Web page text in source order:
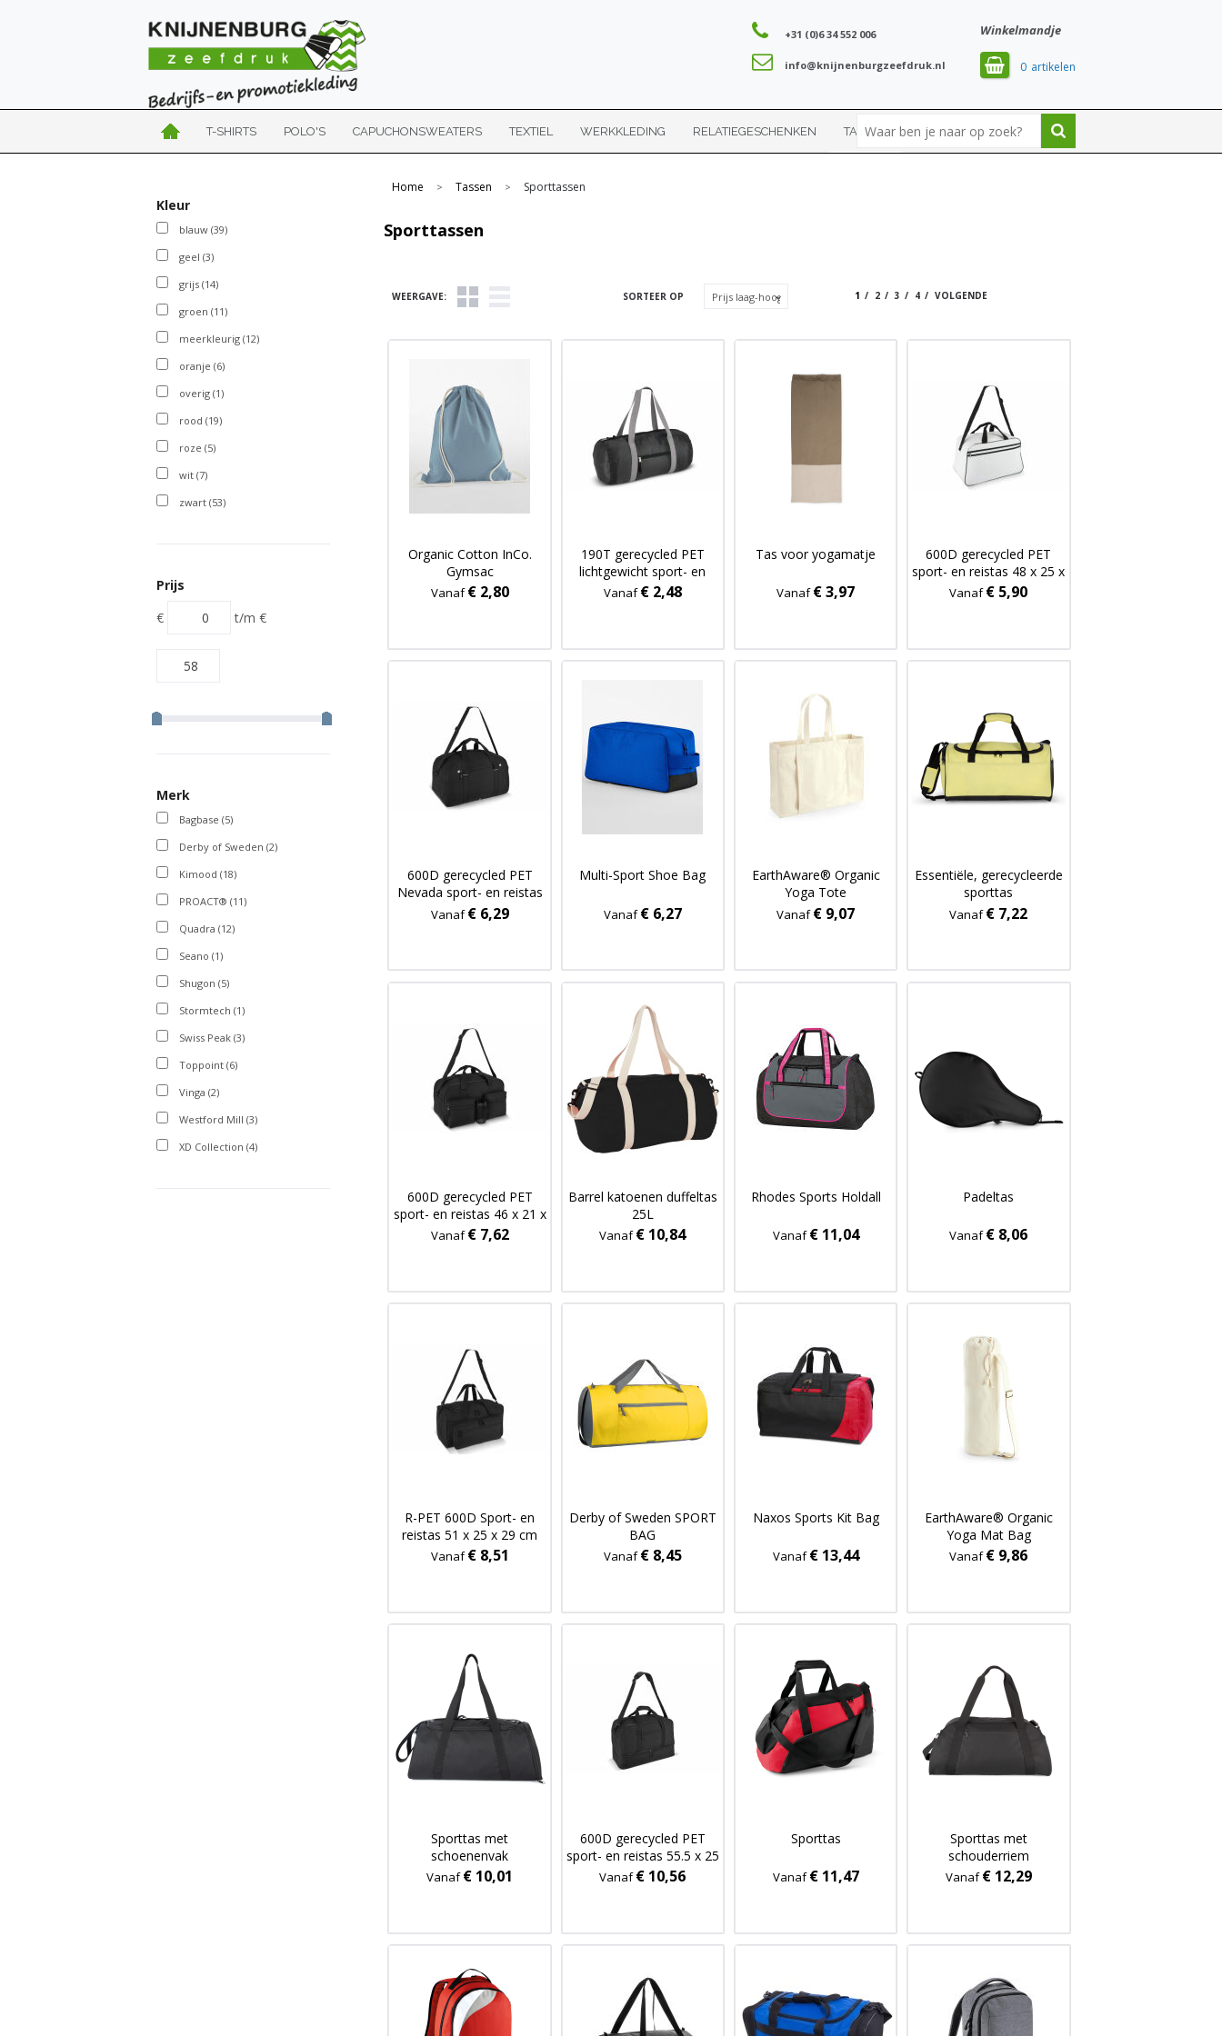
Winkelmandje
0
+31 (0)6 34 552 006
info@knijnenburgzeefdruk.nl
T-SHIRTS POLO'S CAPUCHONSWEATERS TEXTIEL WERKKLEDING RELATIEGESCHENKEN TASSEN SPORT
Kleur
blauw (39)
geel (3)
grijs (14)
groen (11)
meerkleurig (12)
oranje (6)
overig (1)
rood (19)
roze (5)
wit (7)
zwart (53)
Prijs
€
t/m €
Merk
Bagbase (5)
Derby of Sweden (2)
Kimood (18)
PROACT® (11)
Quadra (12)
Seano (1)
Shugon (5)
Stormtech (1)
Swiss Peak (3)
Toppoint (6)
Vinga (2)
Westford Mill (3)
XD Collection (4)
Home > Tassen > Sporttassen
Sporttassen
WEERGAVE: SORTEER OP 1 2 3 4 VOLGENDE
Organic Cotton InCo.
Gymsac
Vanaf€ 2,80
190T gerecycled PET
lichtgewicht sport- en
reistas 48 x 23 x 23 cm
Vanaf€ 2,48
Tas voor yogamatje
Vanaf€ 3,97
600D gerecycled PET
sport- en reistas 48 x 25 x
28 cm 30 L
Vanaf€ 5,90
600D gerecycled PET
Nevada sport- en reistas
53 x 27 x 30 cm 35 L
Vanaf€ 6,29
Multi-Sport Shoe Bag
Vanaf€ 6,27
EarthAware® Organic
Yoga Tote
Vanaf€ 9,07
Essentiële, gerecycleerde
sporttas
Vanaf€ 7,22
600D gerecycled PET
sport- en reistas 46 x 21 x
27.5 cm 25 L
Vanaf€ 7,62
Barrel katoenen duffeltas
25L
Vanaf€ 10,84
Rhodes Sports Holdall
Vanaf€ 11,04
Padeltas
Vanaf€ 8,06
R-PET 600D Sport- en
reistas 51 x 25 x 29 cm
37 L
Vanaf€ 8,51
Derby of Sweden SPORT
BAG
Vanaf€ 8,45
Naxos Sports Kit Bag
Vanaf€ 13,44
EarthAware® Organic
Yoga Mat Bag
Vanaf€ 9,86
Sporttas met
schoenenvak
Vanaf€ 10,01
600D gerecycled PET
sport- en reistas 55.5 x 25
x 36 cm 50 L
Vanaf€ 10,56
Sporttas
Vanaf€ 11,47
Sporttas met
schouderriem
Vanaf€ 12,29